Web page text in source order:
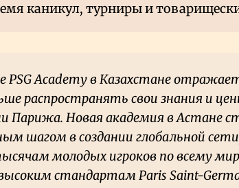
каникул, турниры и
Academy в Казахстане
распространять свои знания и
Парижа. Новая академия в Астане
шагом в создании глобальной
молодых игроков по всему
стандартам Paris Saint-